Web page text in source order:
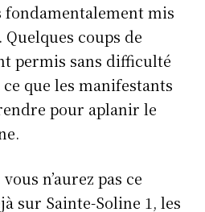
fondamentalement mis
coups de
permis sans difficulté
que les manifestants
pour aplanir le
n’aurez pas ce
sur Sainte-Soline 1, les